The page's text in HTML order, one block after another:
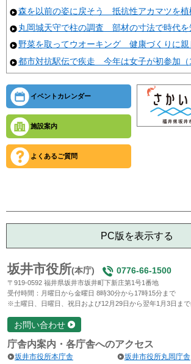
森を以前の姿に戻そう 抵抗性アカマツを植
丸岡城天守で柱の調査 部材の寸法で時代を
野菜を取ってウオーキング 健康づくりに親
都市対抗駅伝で疾走 今年は女子が初参加（
イベントカレンダー
施設案内
よくあるご質問
PC版を表示する
坂井市役所(本庁) 0776-66-1500
〒919-0592 福井県坂井市坂井町下新庄第1号1番地
受付時間：月曜日から金曜日 8時30分から17時15分まで
※土曜日、日曜日、祝日および12月29日から翌年1月3日まで
お問い合わせ
庁舎内案内・各庁舎へのアクセス
坂井市役所本庁舎 坂井市役所丸岡庁舎